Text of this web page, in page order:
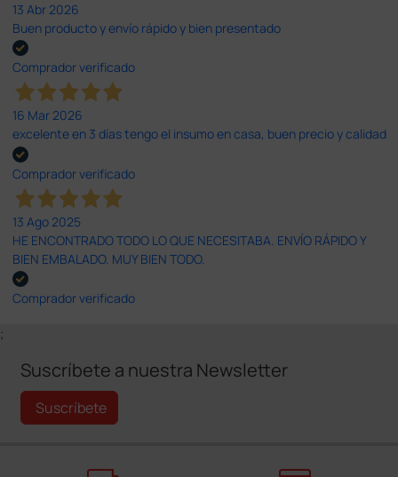
13 Abr 2026
Buen producto y envío rápido y bien presentado
Comprador verificado
16 Mar 2026
excelente en 3 días tengo el insumo en casa, buen precio y calidad
Comprador verificado
13 Ago 2025
HE ENCONTRADO TODO LO QUE NECESITABA. ENVÍO RÁPIDO Y
BIEN EMBALADO. MUY BIEN TODO.
Comprador verificado
;
Suscríbete a nuestra Newsletter
Suscríbete